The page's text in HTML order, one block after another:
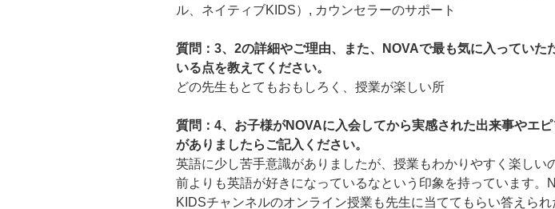
ル、ネイティブKIDS）, カウンセラーのサポート
質問：3、2の詳細やご理由、また、NOVAで最も気に入っていた
いる点を教えてください。
どの先生もとてもおもしろく、授業が楽しい所
質問：4、お子様がNOVAに入会してから実感された出来事やエピ
がありましたらご記入ください。
英語に少し苦手意識がありましたが、授業もわかりやすく楽しい
前よりも英語が好きになっているなという印象を持っています。
KIDSチャンネルのオンライン授業も先生に当ててもらい答えられ